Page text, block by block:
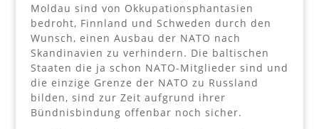
Moldau sind von Okkupationsphantasien
bedroht, Finnland und Schweden durch den
Wunsch, einen Ausbau der NATO nach
Skandinavien zu verhindern. Die baltischen
Staaten die ja schon NATO-Mitglieder sind und
die einzige Grenze der NATO zu Russland
bilden, sind zur Zeit aufgrund ihrer
Bündnisbindung offenbar noch sicher.